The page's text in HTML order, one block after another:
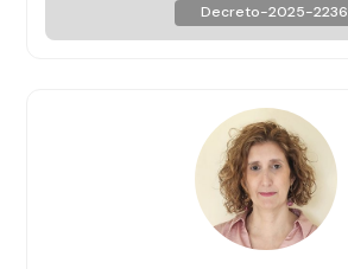
Decreto-2025-2236